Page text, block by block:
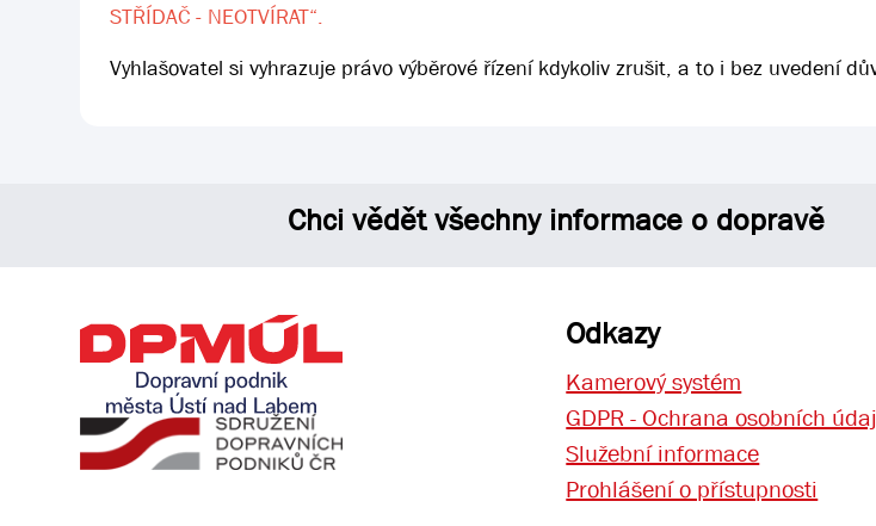
STŘÍDAČ - NEOTVÍRAT“.
Vyhlašovatel si vyhrazuje právo výběrové řízení kdykoliv zrušit, a to i bez uvedení
Chci vědět všechny informace o dopravě
Odkazy
Kamerový systém
GDPR - Ochrana osobních
Služební informace
Prohlášení o přístupnosti